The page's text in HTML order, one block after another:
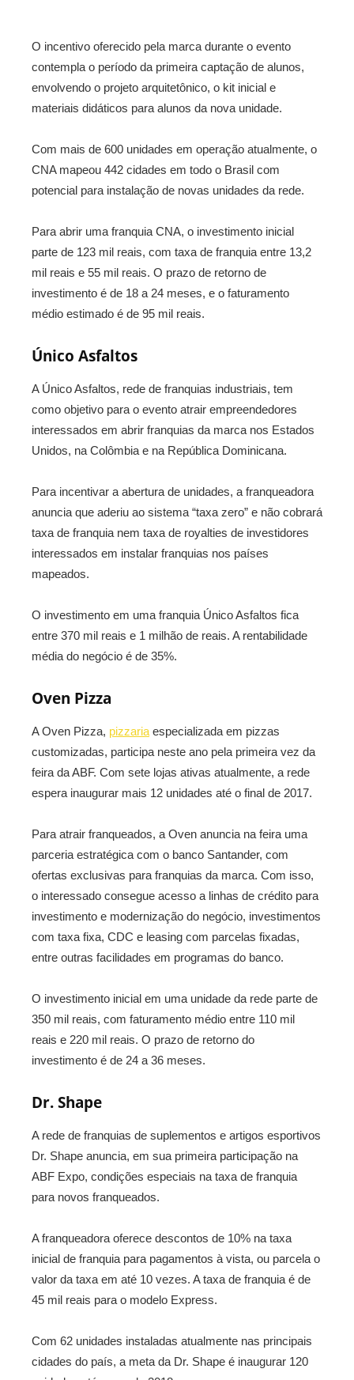
O incentivo oferecido pela marca durante o evento
contempla o período da primeira captação de alunos,
envolvendo o projeto arquitetônico, o kit inicial e
materiais didáticos para alunos da nova unidade.
Com mais de 600 unidades em operação atualmente, o
CNA mapeou 442 cidades em todo o Brasil com
potencial para instalação de novas unidades da rede.
Para abrir uma franquia CNA, o investimento inicial
parte de 123 mil reais, com taxa de franquia entre 13,2
mil reais e 55 mil reais. O prazo de retorno de
investimento é de 18 a 24 meses, e o faturamento
médio estimado é de 95 mil reais.
Único Asfaltos
A Único Asfaltos, rede de franquias industriais, tem
como objetivo para o evento atrair empreendedores
interessados em abrir franquias da marca nos Estados
Unidos, na Colômbia e na República Dominicana.
Para incentivar a abertura de unidades, a franqueadora
anuncia que aderiu ao sistema “taxa zero” e não cobrará
taxa de franquia nem taxa de royalties de investidores
interessados em instalar franquias nos países
mapeados.
O investimento em uma franquia Único Asfaltos fica
entre 370 mil reais e 1 milhão de reais. A rentabilidade
média do negócio é de 35%.
Oven Pizza
A Oven Pizza, pizzaria especializada em pizzas
customizadas, participa neste ano pela primeira vez da
feira da ABF. Com sete lojas ativas atualmente, a rede
espera inaugurar mais 12 unidades até o final de 2017.
Para atrair franqueados, a Oven anuncia na feira uma
parceria estratégica com o banco Santander, com
ofertas exclusivas para franquias da marca. Com isso,
o interessado consegue acesso a linhas de crédito para
investimento e modernização do negócio, investimentos
com taxa fixa, CDC e leasing com parcelas fixadas,
entre outras facilidades em programas do banco.
O investimento inicial em uma unidade da rede parte de
350 mil reais, com faturamento médio entre 110 mil
reais e 220 mil reais. O prazo de retorno do
investimento é de 24 a 36 meses.
Dr. Shape
A rede de franquias de suplementos e artigos esportivos
Dr. Shape anuncia, em sua primeira participação na
ABF Expo, condições especiais na taxa de franquia
para novos franqueados.
A franqueadora oferece descontos de 10% na taxa
inicial de franquia para pagamentos à vista, ou parcela o
valor da taxa em até 10 vezes. A taxa de franquia é de
45 mil reais para o modelo Express.
Com 62 unidades instaladas atualmente nas principais
cidades do país, a meta da Dr. Shape é inaugurar 120